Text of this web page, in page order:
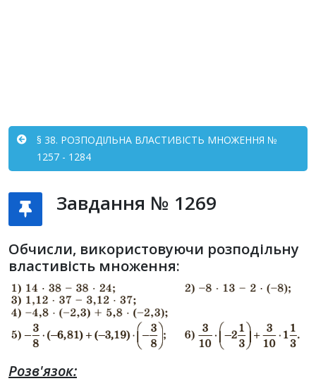
§ 38. РОЗПОДІЛЬНА ВЛАСТИВІСТЬ МНОЖЕННЯ №
1257 - 1284
Завдання № 1269
Обчисли, використовуючи розподільну
властивість множення:
Розв'язок: